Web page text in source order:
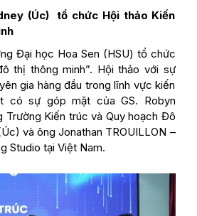
(Úc) tổ chức Hội thảo Kiến
Đại học Hoa Sen (HSU) tổ chức
thị thông minh”. Hội thảo với sự
gia hàng đầu trong lĩnh vực kiến
có sự góp mặt của GS. Robyn
Trường Kiến trúc và Quy hoạch Đô
và ông Jonathan TROUILLON –
Studio tại Việt Nam.